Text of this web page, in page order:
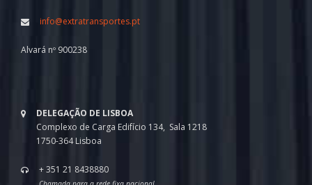
info@extratransportes.pt
Alvará nº 900238
DELEGAÇÃO DE LISBOA
Complexo de Carga Edifício 134, Sala 1218
1750-364 Lisboa
+ 351 21 8438880